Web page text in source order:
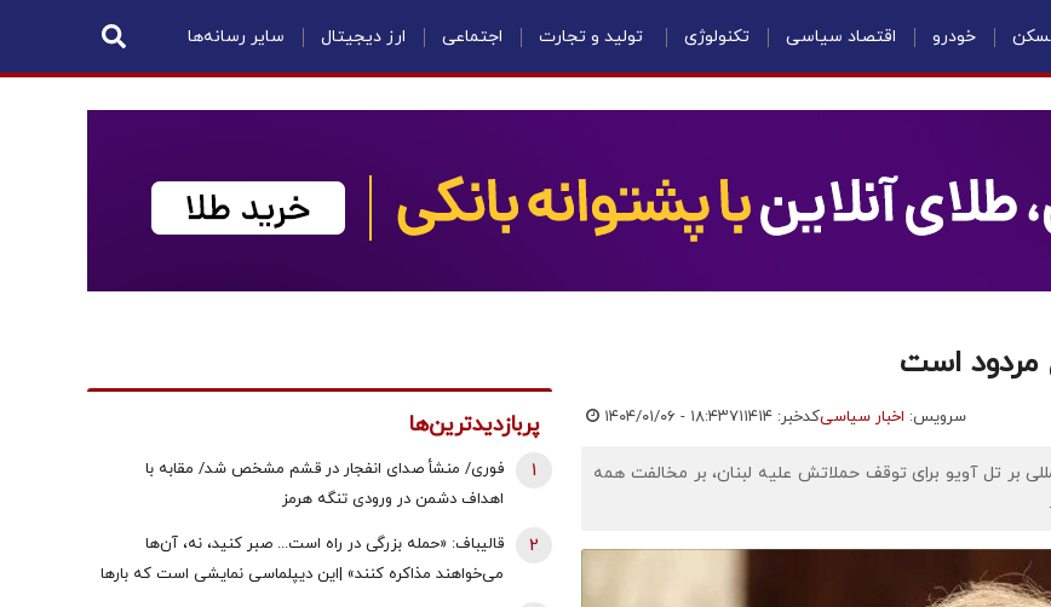
خودرو اقتصاد سیاسی تکنولوژی تولید و تجارت اجتماعی ارز دیجیتال سایر رسانه‌ها
مردود است
سرویس: اخبار سیاسیکدخبر: ۷۱۱۴۱۴ ۱۴۰۴/۰۱/۰۶ - ۱۸:۴۳
بر تل آویو برای توقف حملاتش علیه لبنان، بر مخالفت همه
پربازدیدترین‌ها
فوری/ منشأ صدای انفجار در قشم مشخص شد/ مقابه با
اهداف دشمن در ورودی تنگه هرمز
1
قالیباف: «حمله بزرگی در راه است... صبر کنید، نه، آن‌ها
می‌خواهند مذاکره کنند» |این دیپلماسی نمایشی است که بارها
2